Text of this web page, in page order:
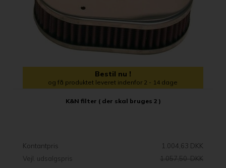
Bestil nu !
og få produktet leveret indenfor 2 - 14 dage
K&N filter ( der skal bruges 2 )
Kontantpris
1.004,63 DKK
Vejl. udsalgspris
1.057,50 DKK